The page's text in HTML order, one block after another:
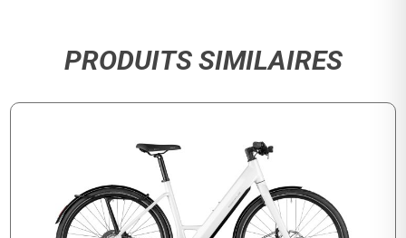
PRODUITS SIMILAIRES